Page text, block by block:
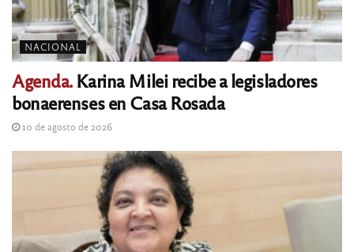
NACIONAL
Agenda.Karina Milei recibe a legisladores
bonaerenses en Casa Rosada
10 de agosto de 2026